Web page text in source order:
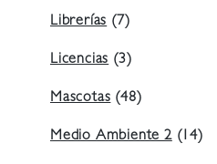
Librerías (7)
Licencias (3)
Mascotas (48)
Medio Ambiente 2(14)